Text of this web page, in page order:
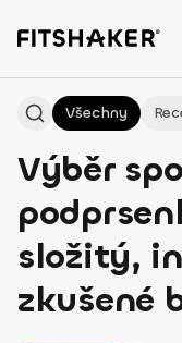
Všechny
Výběr
složitý,
zkušené